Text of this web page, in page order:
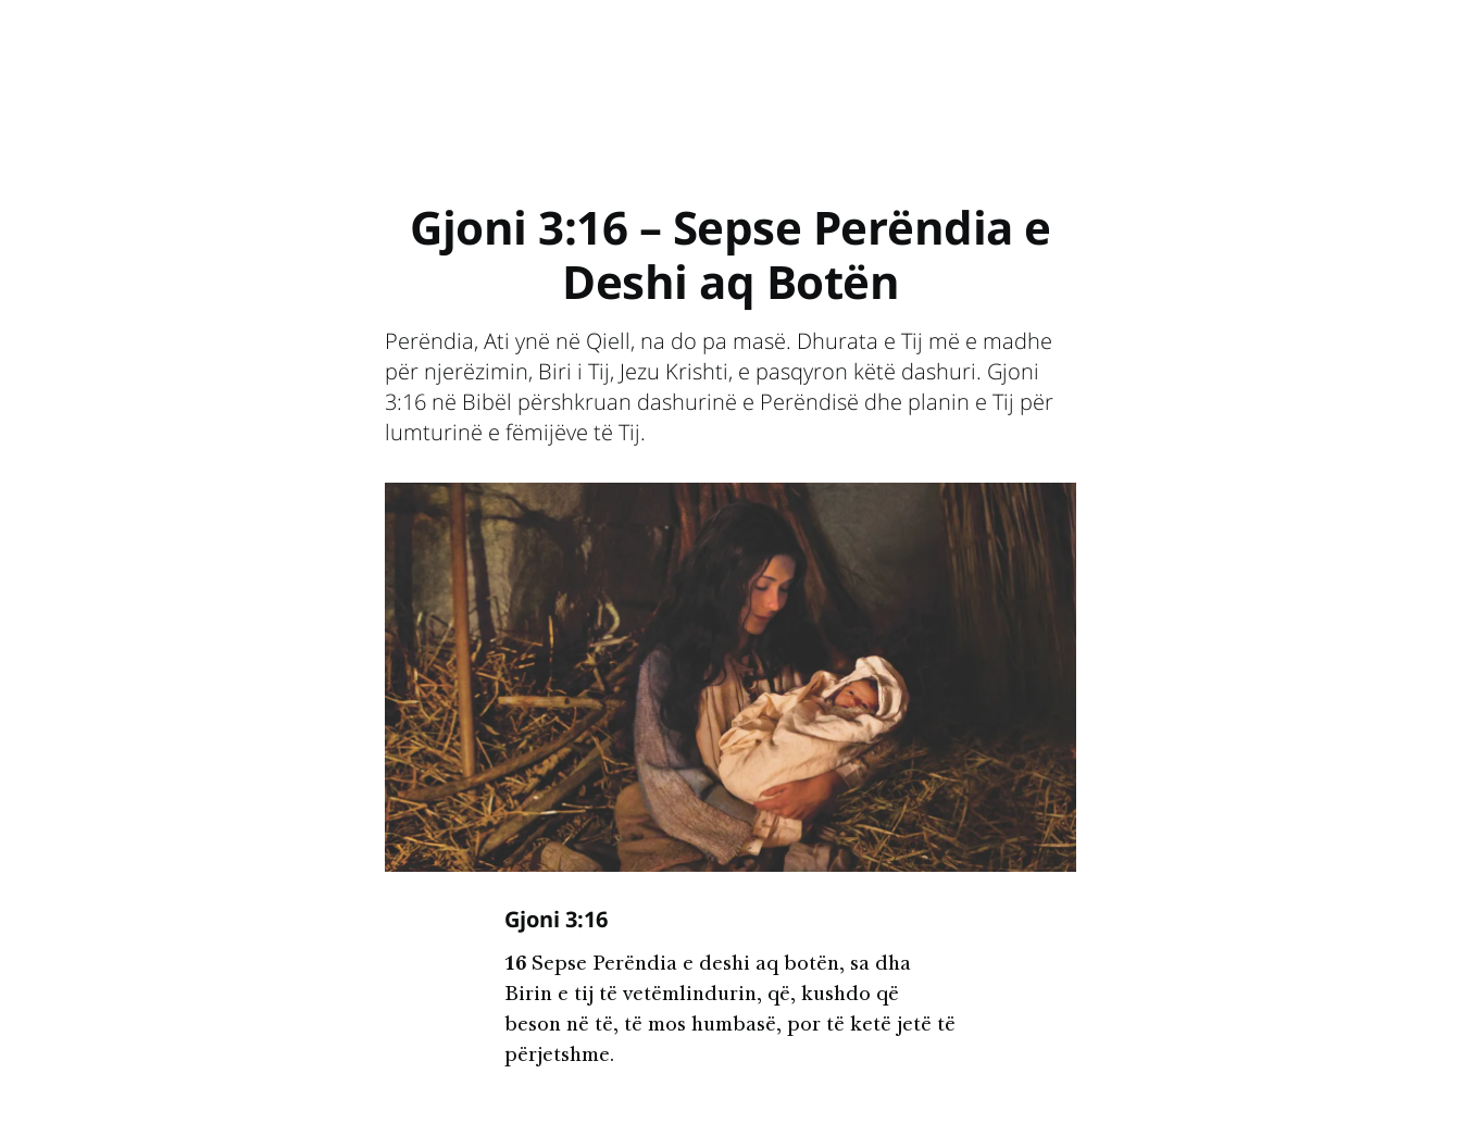
Gjoni 3:16 – Sepse Perëndia e
Deshi aq Botën
Perëndia, Ati ynë në Qiell, na do pa masë. Dhurata e Tij më e madhe
për njerëzimin, Biri i Tij, Jezu Krishti, e pasqyron këtë dashuri. Gjoni
3:16 në Bibël përshkruan dashurinë e Perëndisë dhe planin e Tij për
lumturinë e fëmijëve të Tij.
Gjoni 3:16
16 Sepse Perëndia e deshi aq botën, sa dha
Birin e tij të vetëmlindurin, që, kushdo që
beson në të, të mos humbasë, por të ketë jetë të
përjetshme.